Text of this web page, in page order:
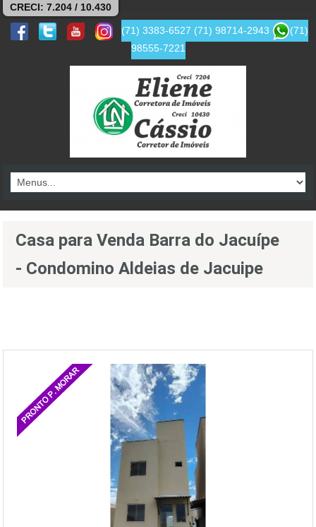
CRECI: 7.204 / 10.430
(71) 3383-6527 (71) 98714-2943
(71)
98555-7221
Casa para Venda Barra do Jacuípe
- Condomino Aldeias de Jacuipe